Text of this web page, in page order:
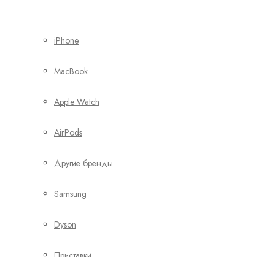
iPhone
MacBook
Apple Watch
AirPods
Другие бренды
Samsung
Dyson